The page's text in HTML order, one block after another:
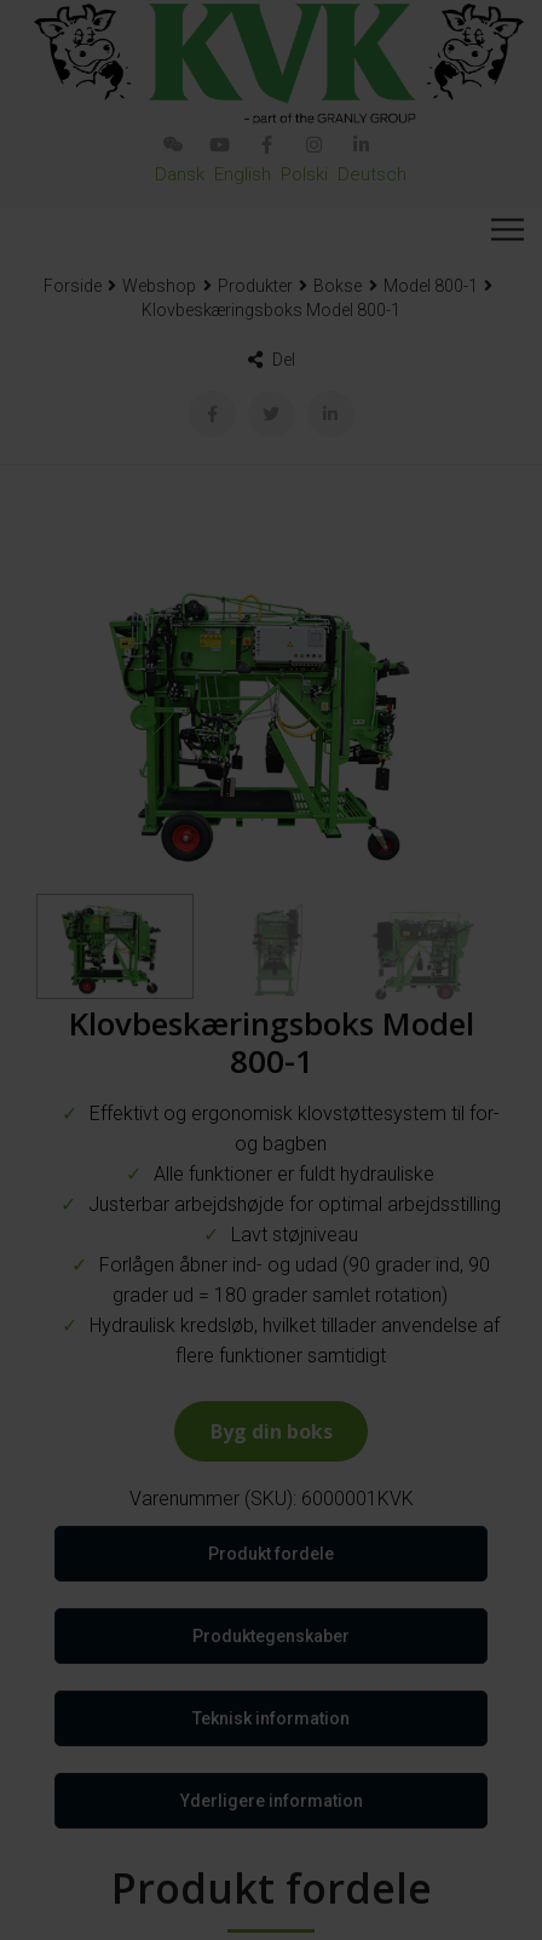
Dansk English Polski Deutsch
Forside Webshop Produkter Bokse
Model 800-1
Klovbeskæringsboks Model 800-1
Del
Klovbeskæringsboks Model
800-1
Effektivt og ergonomisk klovstøttesystem til for-
og bagben
Alle funktioner er fuldt hydrauliske
Justerbar arbejdshøjde for optimal arbejdsstilling
Lavt støjniveau
Forlågen åbner ind- og udad (90 grader ind, 90
grader ud = 180 grader samlet rotation)
Hydraulisk kredsløb, hvilket tillader anvendelse af
flere funktioner samtidigt
Byg din boks
Varenummer (SKU): 6000001KVK
Produkt fordele
Produktegenskaber
Teknisk information
Yderligere information
Produkt fordele